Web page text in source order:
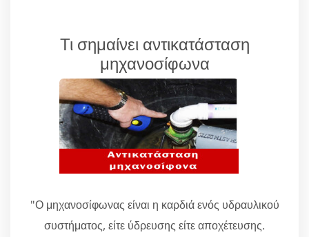
Τι σημαίνει αντικατάσταση
μηχανοσίφωνα
"Ο μηχανοσίφωνας είναι η καρδιά ενός υδραυλικού
συστήματος, είτε ύδρευσης είτε αποχέτευσης.